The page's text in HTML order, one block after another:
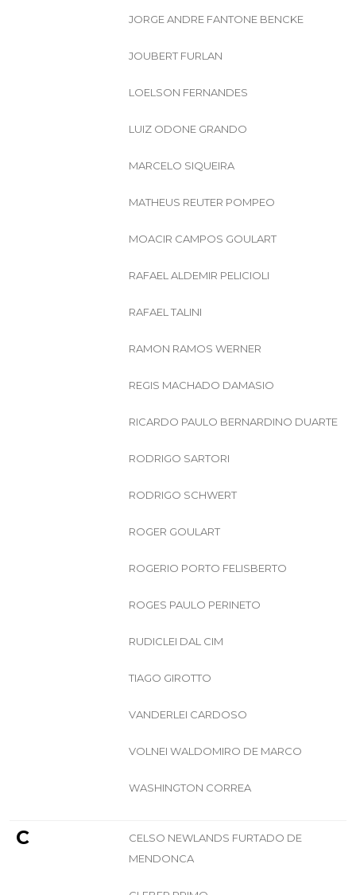
JORGE ANDRE FANTONE BENCKE
JOUBERT FURLAN
LOELSON FERNANDES
LUIZ ODONE GRANDO
MARCELO SIQUEIRA
MATHEUS REUTER POMPEO
MOACIR CAMPOS GOULART
RAFAEL ALDEMIR PELICIOLI
RAFAEL TALINI
RAMON RAMOS WERNER
REGIS MACHADO DAMASIO
RICARDO PAULO BERNARDINO DUARTE
RODRIGO SARTORI
RODRIGO SCHWERT
ROGER GOULART
ROGERIO PORTO FELISBERTO
ROGES PAULO PERINETO
RUDICLEI DAL CIM
TIAGO GIROTTO
VANDERLEI CARDOSO
VOLNEI WALDOMIRO DE MARCO
WASHINGTON CORREA
C
CELSO NEWLANDS FURTADO DE
MENDONCA